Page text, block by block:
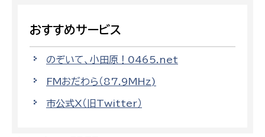
おすすめサービス
のぞいて、小田原！0465.net
FMおだわら（87.9MHz)
市公式X（旧Twitter）